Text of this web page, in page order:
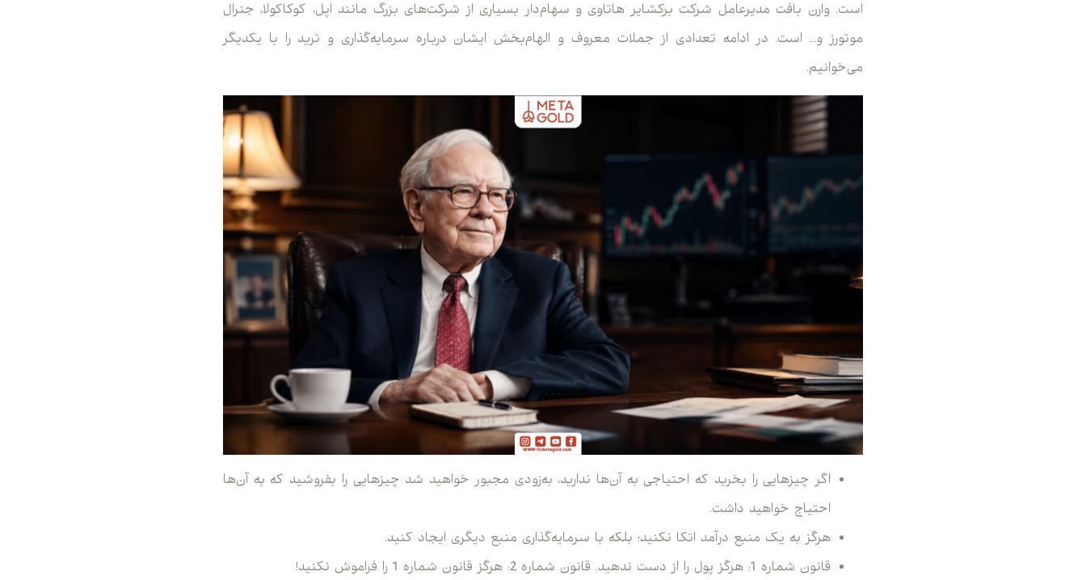
است. وارن بافت مدیرعامل شرکت برکشایر هاتاوی و سهام‌دار بسیاری از شرکت‌های بزرگ مانند اپل، کوکاکولا، جنرال
موتورز و… است. در ادامه تعدادی از جملات معروف و الهام‌بخش ایشان درباره سرمایه‌گذاری و ترید را با یکدیگر
می‌خوانیم.
اگر چیزهایی را بخرید که احتیاجی به آن‌ها ندارید، به‌زودی مجبور خواهید شد چیزهایی را بفروشید که به آن‌ها
احتیاج خواهید داشت.
هرگز به یک منبع درآمد اتکا نکنید؛ بلکه با سرمایه‌گذاری منبع دیگری ایجاد کنید.
قانون شماره 1: هرگز پول را از دست ندهید. قانون شماره 2: هرگز قانون شماره 1 را فراموش نکنید!